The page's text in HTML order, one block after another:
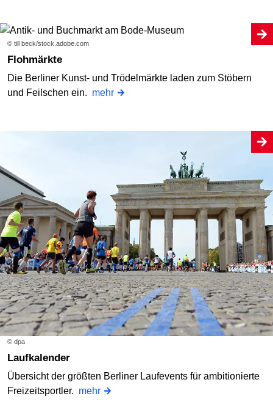
© till beck/stock.adobe.com
Flohmärkte
Die Berliner Kunst- und Trödelmärkte laden zum Stöbern
und Feilschen ein. mehr
© dpa
Laufkalender
Übersicht der größten Berliner Laufevents für ambitionierte
Freizeitsportler. mehr